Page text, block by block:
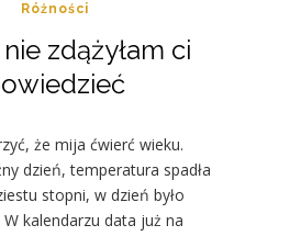
Różności
zdążyłam ci
że mija ćwierć wieku.
dzień, temperatura spadła
stopni, w dzień było
kalendarzu data już na